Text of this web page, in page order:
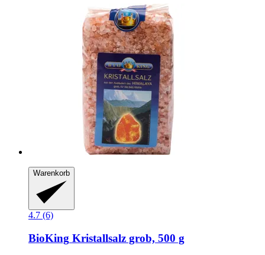
Warenkorb
4.7 (6)
BioKing Kristallsalz grob, 500 g